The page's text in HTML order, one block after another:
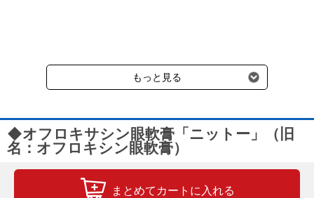
受けます。
もっと見る
◆オフロキサシン眼軟膏「ニットー」（旧
名：オフロキシン眼軟膏）
まとめてカートに入れる